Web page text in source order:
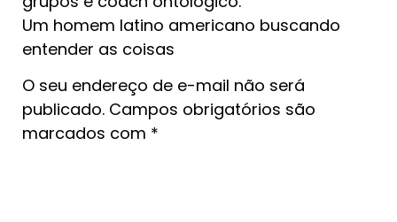
Um homem latino americano buscando
entender as coisas
O seu endereço de e-mail não será
publicado. Campos obrigatórios são
marcados com *